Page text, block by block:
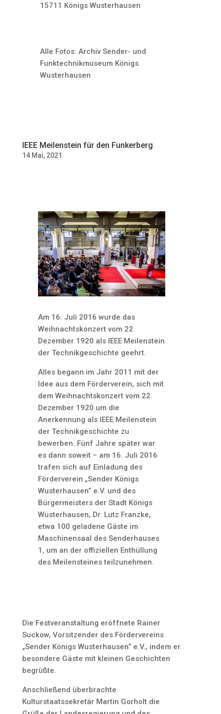
15711 Königs Wusterhausen
Alle Fotos: Archiv Sender- und
Funktechnikmuseum Königs
Wusterhausen
IEEE Meilenstein für den Funkerberg
14 Mai, 2021
Am 16. Juli 2016 wurde das
Weihnachtskonzert vom 22.
Dezember 1920 als IEEE Meilenstein
der Technikgeschichte geehrt.
Alles begann im Jahr 2011 mit der
Idee aus dem Förderverein, sich mit
dem Weihnachtskonzert vom 22.
Dezember 1920 um die
Anerkennung als IEEE Meilenstein
der Technikgeschichte zu
bewerben. Fünf Jahre später war
es dann soweit – am 16. Juli 2016
trafen sich auf Einladung des
Förderverein „Sender Königs
Wusterhausen“ e.V. und des
Bürgermeisters der Stadt Königs
Wusterhausen, Dr. Lutz Franzke,
etwa 100 geladene Gäste im
Maschinensaal des Senderhauses
1, um an der offiziellen Enthüllung
des Meilensteines teilzunehmen.
Die Festveranstaltung eröffnete Rainer
Suckow, Vorsitzender des Fördervereins
„Sender Königs Wusterhausen“ e.V., indem er
besondere Gäste mit kleinen Geschichten
begrüßte.
Anschließend überbrachte
Kulturstaatssekretär Martin Gorholt die